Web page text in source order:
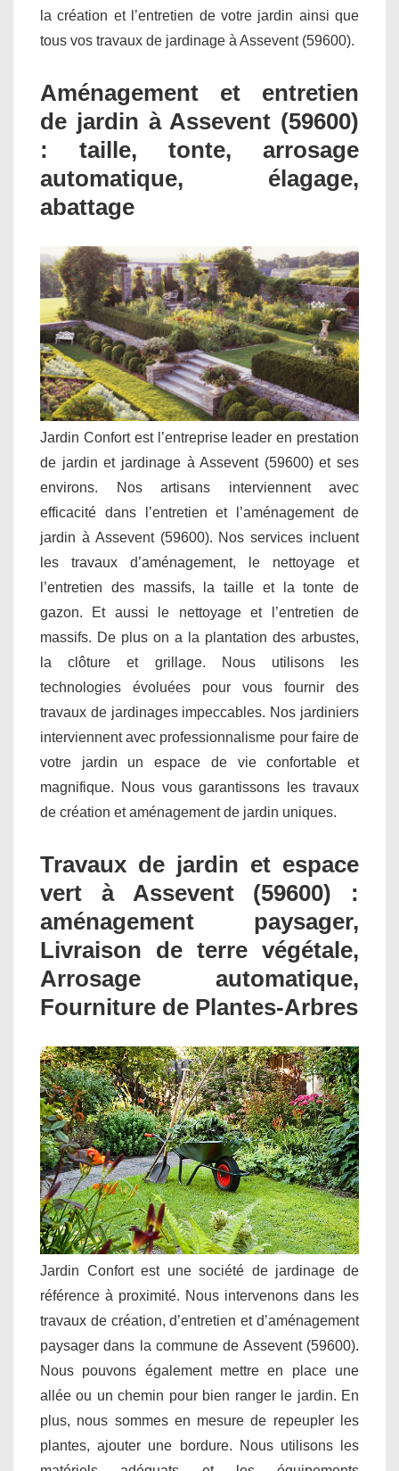
la création et l’entretien de votre jardin ainsi que
tous vos travaux de jardinage à Assevent (59600).
Aménagement et entretien
de jardin à Assevent (59600)
: taille, tonte, arrosage
automatique, élagage,
abattage
Jardin Confort est l’entreprise leader en prestation
de jardin et jardinage à Assevent (59600) et ses
environs. Nos artisans interviennent avec
efficacité dans l’entretien et l’aménagement de
jardin à Assevent (59600). Nos services incluent
les travaux d’aménagement, le nettoyage et
l’entretien des massifs, la taille et la tonte de
gazon. Et aussi le nettoyage et l’entretien de
massifs. De plus on a la plantation des arbustes,
la clôture et grillage. Nous utilisons les
technologies évoluées pour vous fournir des
travaux de jardinages impeccables. Nos jardiniers
interviennent avec professionnalisme pour faire de
votre jardin un espace de vie confortable et
magnifique. Nous vous garantissons les travaux
de création et aménagement de jardin uniques.
Travaux de jardin et espace
vert à Assevent (59600) :
aménagement paysager,
Livraison de terre végétale,
Arrosage automatique,
Fourniture de Plantes-Arbres
Jardin Confort est une société de jardinage de
référence à proximité. Nous intervenons dans les
travaux de création, d’entretien et d’aménagement
paysager dans la commune de Assevent (59600).
Nous pouvons également mettre en place une
allée ou un chemin pour bien ranger le jardin. En
plus, nous sommes en mesure de repeupler les
plantes, ajouter une bordure. Nous utilisons les